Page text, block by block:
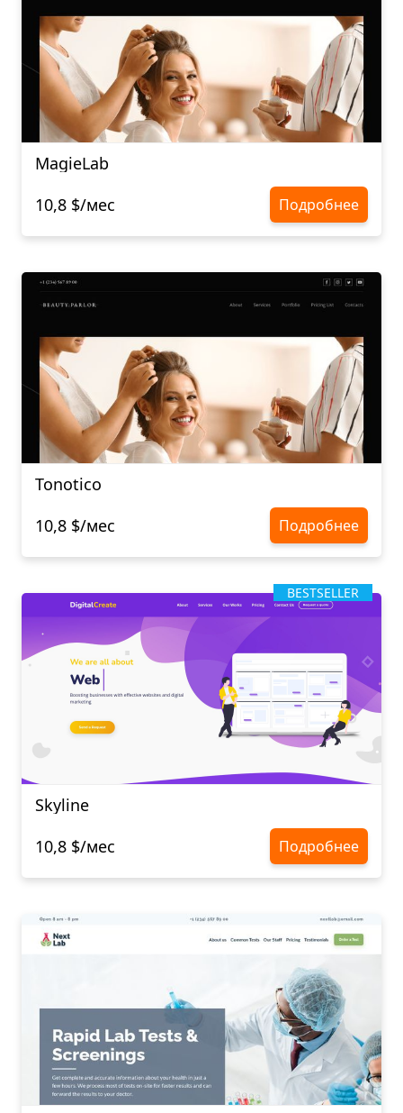
MagieLab
10,8 $/мес
Подробнее
Tonotico
10,8 $/мес
Подробнее
BESTSELLER
Skyline
10,8 $/мес
Подробнее